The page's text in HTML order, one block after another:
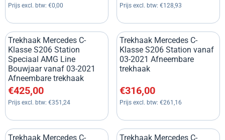
Prijs excl. btw: €0,00 Prijs excl. btw: €128,93
Trekhaak Mercedes C-
Klasse S206 Station
Speciaal AMG Line
Bouwjaar vanaf 03-2021
Afneembare trekhaak
Prijs: 425,00, exclusief btw: 351,24
€425,00
Prijs excl. btw: €351,24
Trekhaak Mercedes C-
Klasse S206 Station vanaf
03-2021 Afneembare
trekhaak
Prijs: 316,00, exclusief btw:
€316,00
Prijs excl. btw: €261,16
Trekhaak Mercedes C-
Trekhaak Mercedes C-